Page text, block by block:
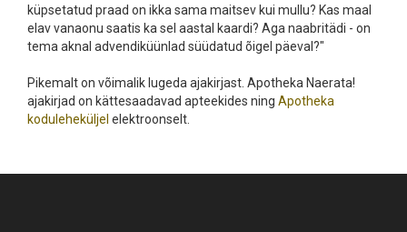
küpsetatud praad on ikka sama maitsev kui mullu? Kas maal
elav vanaonu saatis ka sel aastal kaardi? Aga naabritädi - on
tema aknal advendiküünlad süüdatud õigel päeval?"
Pikemalt on võimalik lugeda ajakirjast. Apotheka Naerata!
ajakirjad on kättesaadavad apteekides ning Apotheka
koduleheküljel elektroonselt.